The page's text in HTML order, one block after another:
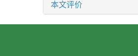
本文评价